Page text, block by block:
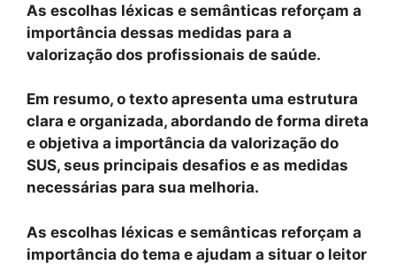
As escolhas léxicas e semânticas reforçam a
importância dessas medidas para a
valorização dos profissionais de saúde.
Em resumo, o texto apresenta uma estrutura
clara e organizada, abordando de forma direta
e objetiva a importância da valorização do
SUS, seus principais desafios e as medidas
necessárias para sua melhoria.
As escolhas léxicas e semânticas reforçam a
importância do tema e ajudam a situar o leitor